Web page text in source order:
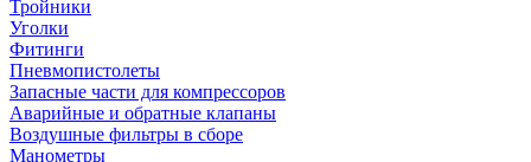
Тройники
Уголки
Фитинги
Пневмопистолеты
Запасные части для компрессоров
Аварийные и обратные клапаны
Воздушные фильтры в сборе
Манометры